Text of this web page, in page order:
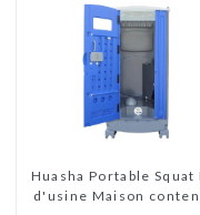
Huasha Portable Squat
d'usine Maison